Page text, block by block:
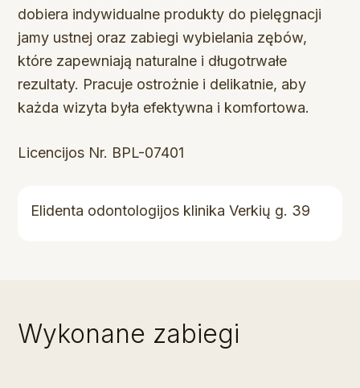
dobiera indywidualne produkty do pielęgnacji
jamy ustnej oraz zabiegi wybielania zębów,
które zapewniają naturalne i długotrwałe
rezultaty. Pracuje ostrożnie i delikatnie, aby
każda wizyta była efektywna i komfortowa.
Licencijos Nr. BPL-07401
Elidenta odontologijos klinika Verkių g. 39
Wykonane zabiegi